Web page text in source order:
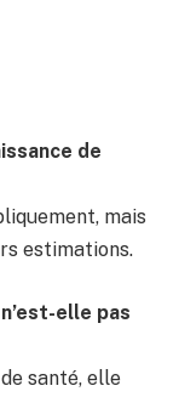
de
mais
estimations.
elle pas
santé, elle